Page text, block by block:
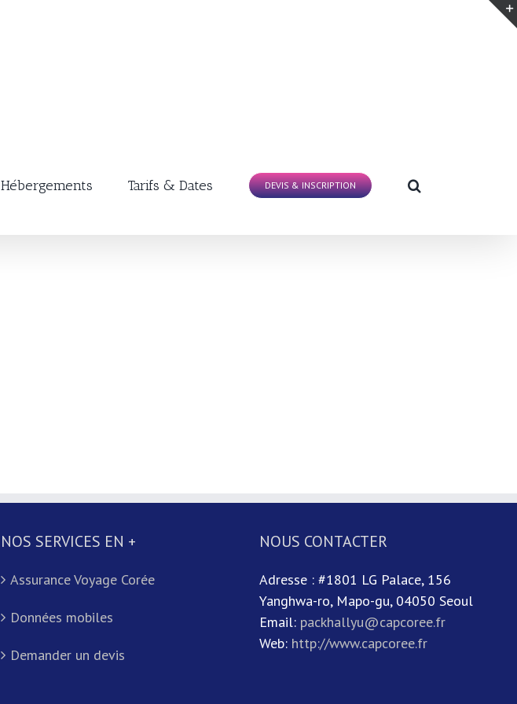
Hébergements Tarifs & Dates DEVIS & INSCRIPTION
NOS SERVICES EN +
Assurance Voyage Corée
Données mobiles
Demander un devis
NOUS CONTACTER
Adresse : #1801 LG Palace, 156
Yanghwa-ro, Mapo-gu, 04050 Seoul
Email: packhallyu@capcoree.fr
Web: http://www.capcoree.fr